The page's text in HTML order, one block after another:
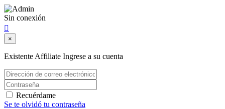
Sin conexión

×
Existente Affiliate Ingrese a su cuenta
Recuérdame
Se te olvidó tu contraseña